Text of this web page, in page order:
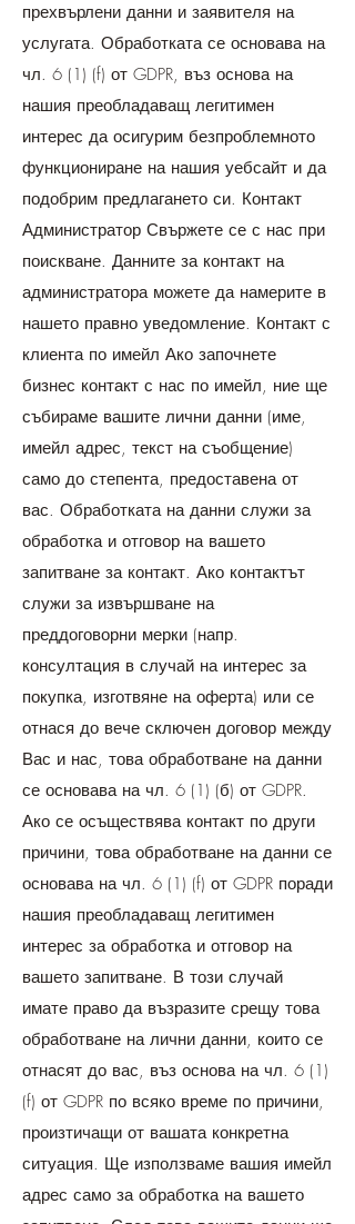
прехвърлени данни и заявителя на
услугата. Обработката се основава на
чл. 6 (1) (f) от GDPR, въз основа на
нашия преобладаващ легитимен
интерес да осигурим безпроблемното
функциониране на нашия уебсайт и да
подобрим предлагането си. Контакт
Администратор Свържете се с нас при
поискване. Данните за контакт на
администратора можете да намерите в
нашето правно уведомление. Контакт с
клиента по имейл Ако започнете
бизнес контакт с нас по имейл, ние ще
събираме вашите лични данни (име,
имейл адрес, текст на съобщение)
само до степента, предоставена от
вас. Обработката на данни служи за
обработка и отговор на вашето
запитване за контакт. Ако контактът
служи за извършване на
преддоговорни мерки (напр.
консултация в случай на интерес за
покупка, изготвяне на оферта) или се
отнася до вече сключен договор между
Вас и нас, това обработване на данни
се основава на чл. 6 (1) (б) от GDPR.
Ако се осъществява контакт по други
причини, това обработване на данни се
основава на чл. 6 (1) (f) от GDPR поради
нашия преобладаващ легитимен
интерес за обработка и отговор на
вашето запитване. В този случай
имате право да възразите срещу това
обработване на лични данни, които се
отнасят до вас, въз основа на чл. 6 (1)
(f) от GDPR по всяко време по причини,
произтичащи от вашата конкретна
ситуация. Ще използваме вашия имейл
адрес само за обработка на вашето